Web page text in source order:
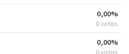
0,00%
0 votos
0,00%
0 votos